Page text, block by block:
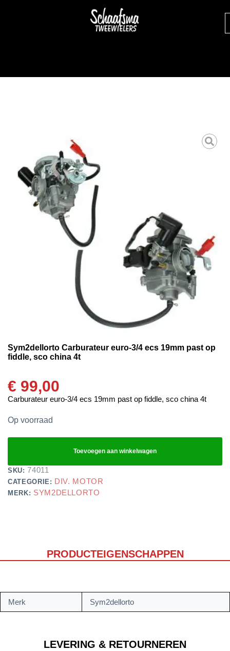
Sym2dellorto Carburateur euro-3/4 ecs 19mm past op
fiddle, sco china 4t
€ 99,00
Carburateur euro-3/4 ecs 19mm past op fiddle, sco china 4t
Op voorraad
Toevoegen aan winkelwagen
SKU: 74011
CATEGORIE: DIV. MOTOR
MERK: SYM2DELLORTO
PRODUCTEIGENSCHAPPEN
LEVERING & RETOURNEREN
Merk Sym2dellorto